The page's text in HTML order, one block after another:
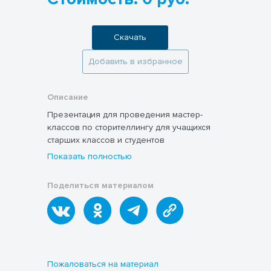
Скачать
Добавить в избранное
Описание
Презентация для проведения мастер-
классов по сторителлингу для учащихся
старших классов и студентов
Показать полностью
Поделиться материалом
Пожаловаться на материал